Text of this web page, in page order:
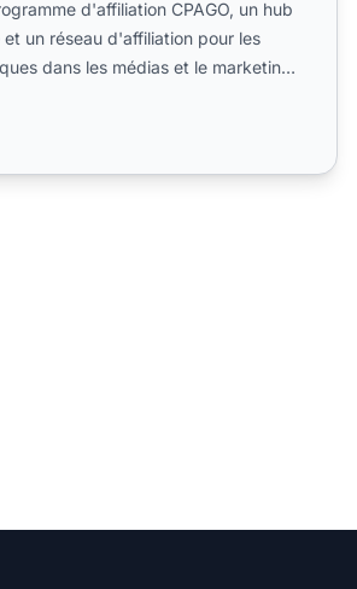
d'affiliation CPAGO, un hub
un réseau d'affiliation pour les
dans les médias et le marketing.